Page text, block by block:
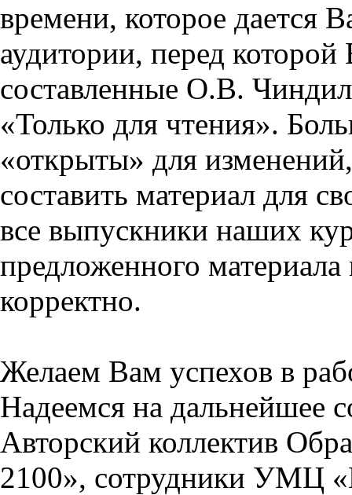
времени, которое дается
аудитории, перед
составленные О.В.
«Только для чтения».
«открыты» для
составить материал для
все выпускники наших
предложенного
корректно.
Желаем Вам успехов в
Надеемся на дальнейшее
Авторский коллектив
2100», сотрудники УМЦ